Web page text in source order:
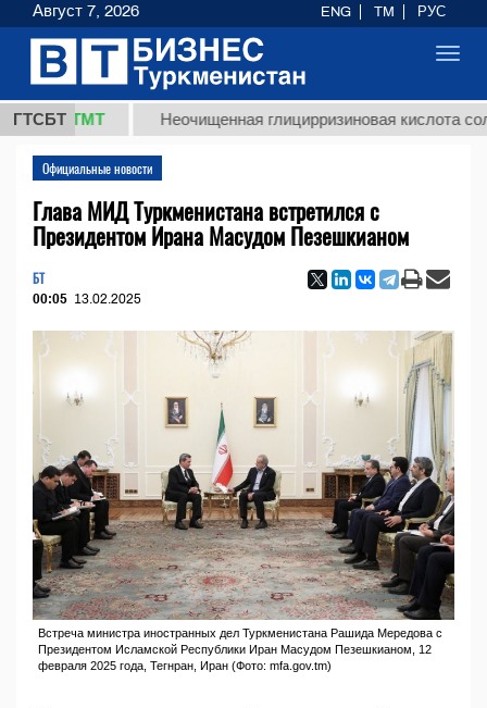
ГТСБТ
ТМТ Неочищенная глицирризиновая кислота
Официальные новости
Глава МИД Туркменистана встретился с
Президентом Ирана Масудом Пезешкианом
БТ
00:05 13.02.2025
Встреча министра иностранных дел Туркменистана Рашида Мередова с
Президентом Исламской Республики Иран Масудом Пезешкианом, 12
февраля 2025 года, Тегнран, Иран (Фото: mfa.gov.tm)
Август 7, 2026 ENG TM РУС